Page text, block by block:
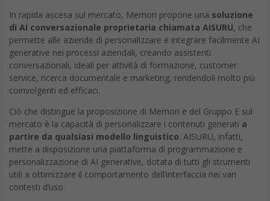
In rapida ascesa sul mercato, Memori propone una soluzione
di AI conversazionale proprietaria chiamata AISURU, che
permette alle aziende di personalizzare e integrare facilmente AI
generative nei processi aziendali, creando assistenti
conversazionali, ideali per attività di formazione, customer
service, ricerca documentale e marketing, rendendoli molto più
coinvolgenti ed efficaci.
Ciò che distingue la proposizione di Memori e del Gruppo E sul
mercato è la capacità di personalizzare i contenuti generati a
partire da qualsiasi modello linguistico. AISURU, infatti,
mette a disposizione una piattaforma di programmazione e
personalizzazione di AI generative, dotata di tutti gli strumenti
utili a ottimizzare il comportamento dell’interfaccia nei vari
contesti d’uso.